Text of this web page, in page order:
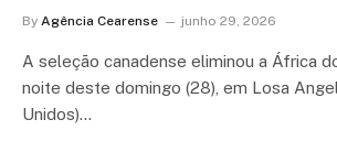
By Agência Cearense junho 29, 2026
A seleção canadense eliminou a África
noite deste domingo (28), em Losa
Unidos)…